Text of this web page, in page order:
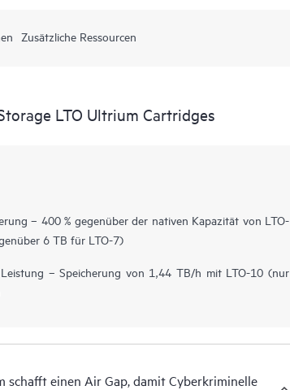
Zusätzliche Ressourcen
LTO Ultrium Cartridges
– 400 % gegenüber der nativen Kapazität von LTO-
6 TB für LTO-7)
– Speicherung von 1,44 TB/h mit LTO-10 (nur
schafft einen Air Gap, damit Cyberkriminelle